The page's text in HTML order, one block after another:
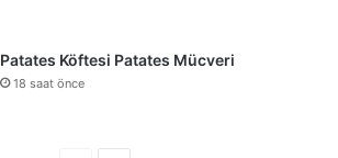
Patates Köftesi Patates Mücveri
18 saat önce